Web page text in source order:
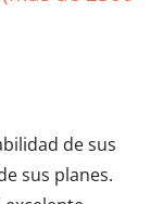
de sus
sus planes.